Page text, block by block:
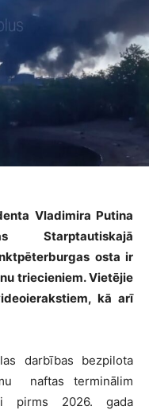
Vladimira Putina
Starptautiskajā
osta ir
triecieniem. Vietējie
kā arī
darbības bezpilota
naftas terminālim
pirms 2026. gada